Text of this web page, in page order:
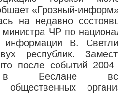
«Грозный-
на недавно
министра ЧР по
информации В.
республик.
после событий 2004
в Беслане
общественных